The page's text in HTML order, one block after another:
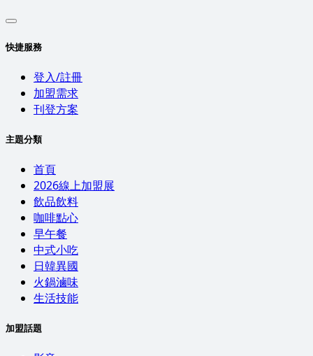
快捷服務
登入/註冊
加盟需求
刊登方案
主題分類
首頁
2026線上加盟展
飲品飲料
咖啡點心
早午餐
中式小吃
日韓異國
火鍋滷味
生活技能
加盟話題